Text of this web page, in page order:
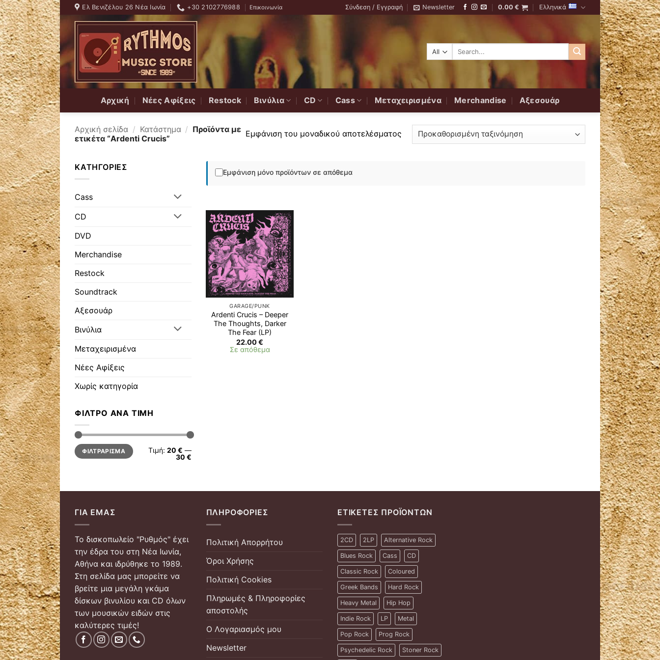
Skip
to
content
Ελ Βενιζέλου 26 Νέα Ιωνία +30 2102776988 Επικοινωνία Σύνδεση / Εγγραφή Newsletter 0.00€ Ελληνικά
Αναζήτηση
Αρχική Νέες Αφίξεις Restock Βινύλια CD Cass Μεταχειρισμένα Merchandise Αξεσουάρ
Αρχική σελίδα / Κατάστημα / Προϊόντα με
ετικέτα “Ardenti Crucis”
Εμφάνιση του μοναδικού αποτελέσματος
ΚΑΤΗΓΟΡΊΕΣ
Cass
CD
DVD
Merchandise
Restock
Soundtrack
Αξεσουάρ
Βινύλια
Μεταχειρισμένα
Νέες Αφίξεις
Χωρίς κατηγορία
ΦΊΛΤΡΟ ΑΝΆ ΤΙΜΉ
Ελάχιστη
τιμή
Μέγιστη
τιμήΦΙΛΤΡΆΡΙΣΜΑ Τιμή: 20 € —
30 €
Εμφάνιση μόνο προϊόντων σε απόθεμα
Προσθήκη
στη λίστα
επιθυμιών
GARAGE/PUNK
Ardenti Crucis – Deeper
Τhe Thoughts, Darker
Τhe Fear (LP)
22.00€
Σε απόθεμα
ΓΙΑ ΕΜΆΣ
Το δισκοπωλείο "Ρυθμός" έχει
την έδρα του στη Νέα Ιωνία,
Αθήνα και ιδρύθηκε το 1989.
Στη σελίδα μας μπορείτε να
βρείτε μια μεγάλη γκάμα
δίσκων βινυλίου και CD όλων
των μουσικών ειδών στις
καλύτερες τιμές!
ΠΛΗΡΟΦΟΡΊΕΣ
Πολιτική Απορρήτου
Όροι Χρήσης
Πολιτική Cookies
Πληρωμές & Πληροφορίες
αποστολής
Ο Λογαριασμός μου
Newsletter
ΕΤΙΚΈΤΕΣ ΠΡΟΪΌΝΤΩΝ
2CD 2LP Alternative Rock
Blues Rock Cass CD
Classic Rock Coloured
Greek Bands Hard Rock
Heavy Metal Hip Hop
Indie Rock LP Metal
Pop Rock Prog Rock
Psychedelic Rock Stoner Rock